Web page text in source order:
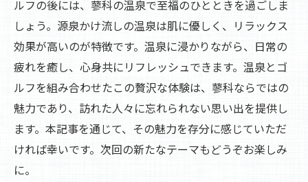
ルフの後には、蓼科の温泉で至福のひとときを過ごしま
しょう。源泉かけ流しの温泉は肌に優しく、リラックス
効果が高いのが特徴です。温泉に浸かりながら、日常の
疲れを癒し、心身共にリフレッシュできます。温泉とゴ
ルフを組み合わせたこの贅沢な体験は、蓼科ならではの
魅力であり、訪れた人々に忘れられない思い出を提供し
ます。本記事を通じて、その魅力を存分に感じていただ
ければ幸いです。次回の新たなテーマもどうぞお楽しみ
に。